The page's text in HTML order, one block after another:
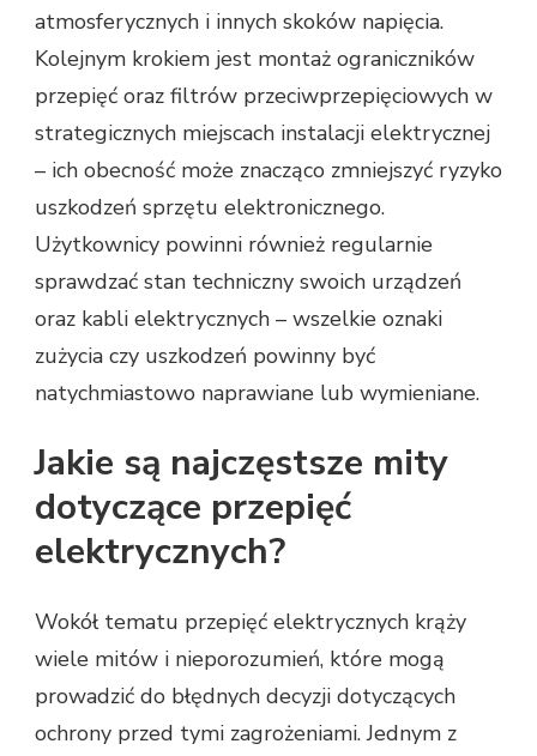
atmosferycznych i innych skoków napięcia.
Kolejnym krokiem jest montaż ograniczników
przepięć oraz filtrów przeciwprzepięciowych w
strategicznych miejscach instalacji elektrycznej
– ich obecność może znacząco zmniejszyć ryzyko
uszkodzeń sprzętu elektronicznego.
Użytkownicy powinni również regularnie
sprawdzać stan techniczny swoich urządzeń
oraz kabli elektrycznych – wszelkie oznaki
zużycia czy uszkodzeń powinny być
natychmiastowo naprawiane lub wymieniane.
Jakie są najczęstsze mity
dotyczące przepięć
elektrycznych?
Wokół tematu przepięć elektrycznych krąży
wiele mitów i nieporozumień, które mogą
prowadzić do błędnych decyzji dotyczących
ochrony przed tymi zagrożeniami. Jednym z